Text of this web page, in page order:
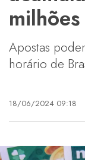
milhões
Apostas
horário de
18/06/2024 09:18